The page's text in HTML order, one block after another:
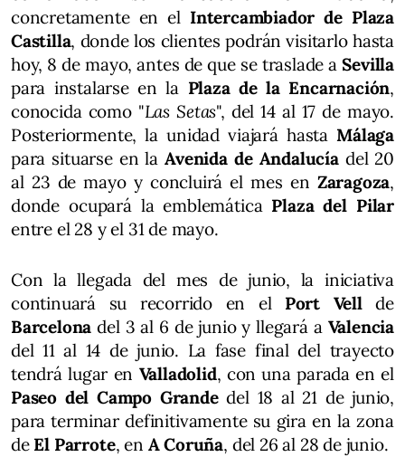
concretamente en el Intercambiador de Plaza
Castilla, donde los clientes podrán visitarlo hasta
hoy, 8 de mayo, antes de que se traslade aSevilla
para instalarse en la Plaza de la Encarnación,
conocida como "Las Setas", del 14 al 17 de mayo.
Posteriormente, la unidad viajará hastaMálaga
para situarse en laAvenida de Andalucíadel 20
al 23 de mayo y concluirá el mes en Zaragoza,
donde ocupará la emblemática Plaza del Pilar
entre el 28 y el 31 de mayo.
Con la llegada del mes de junio, la iniciativa
continuará su recorrido en el Port Vellde
Barcelonadel 3 al 6 de junio y llegará a Valencia
del 11 al 14 de junio. La fase final del trayecto
tendrá lugar en Valladolid, con una parada en el
Paseo del Campo Grandedel 18 al 21 de junio,
para terminar definitivamente su gira en la zona
deEl Parrote, en A Coruña, del 26 al 28 de junio.